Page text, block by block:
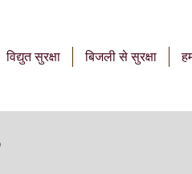
विद्युत सुरक्षा बिजली से सुरक्षा